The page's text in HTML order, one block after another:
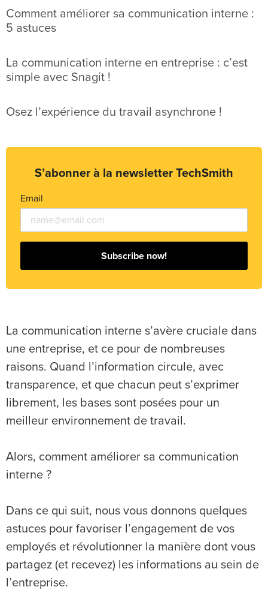
Comment améliorer sa communication interne :
5 astuces
La communication interne en entreprise : c’est
simple avec Snagit !
Osez l’expérience du travail asynchrone !
S’abonner à la newsletter TechSmith
Email
Subscribe now!
La communication interne s’avère cruciale dans
une entreprise, et ce pour de nombreuses
raisons. Quand l’information circule, avec
transparence, et que chacun peut s’exprimer
librement, les bases sont posées pour un
meilleur environnement de travail.
Alors, comment améliorer sa communication
interne ?
Dans ce qui suit, nous vous donnons quelques
astuces pour favoriser l’engagement de vos
employés et révolutionner la manière dont vous
partagez (et recevez) les informations au sein de
l’entreprise.